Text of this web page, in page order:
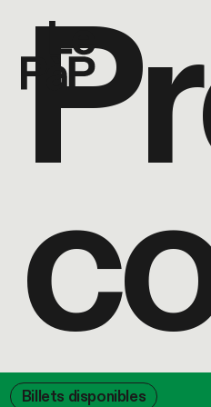
Pr
c
Billets disponibles